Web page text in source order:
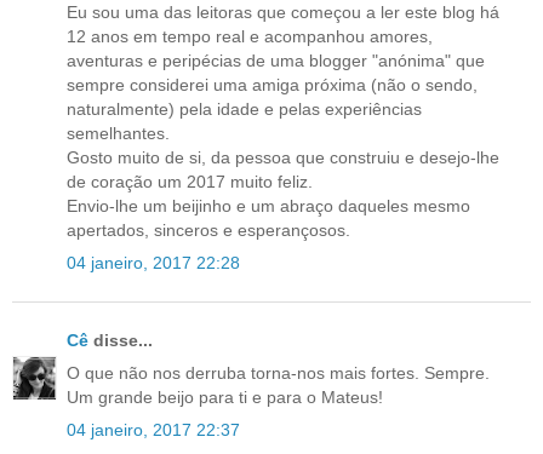
Eu sou uma das leitoras que começou a ler este blog há
12 anos em tempo real e acompanhou amores,
aventuras e peripécias de uma blogger "anónima" que
sempre considerei uma amiga próxima (não o sendo,
naturalmente) pela idade e pelas experiências
semelhantes.
Gosto muito de si, da pessoa que construiu e desejo-lhe
de coração um 2017 muito feliz.
Envio-lhe um beijinho e um abraço daqueles mesmo
apertados, sinceros e esperançosos.
04 janeiro, 2017 22:28
Cê disse...
O que não nos derruba torna-nos mais fortes. Sempre.
Um grande beijo para ti e para o Mateus!
04 janeiro, 2017 22:37